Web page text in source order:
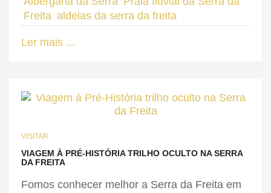
Freita aldeias da serra da freita
Ler mais ...
VISITAR
VIAGEM À PRÉ-HISTÓRIA TRILHO OCULTO NA SERRA
DA FREITA
Fomos conhecer melhor a Serra da Freita em